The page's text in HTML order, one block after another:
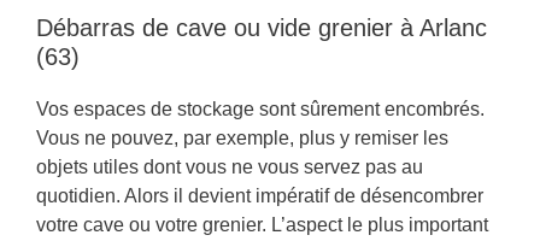
Débarras de cave ou vide grenier à Arlanc
(63)
Vos espaces de stockage sont sûrement encombrés.
Vous ne pouvez, par exemple, plus y remiser les
objets utiles dont vous ne vous servez pas au
quotidien. Alors il devient impératif de désencombrer
votre cave ou votre grenier. L’aspect le plus important